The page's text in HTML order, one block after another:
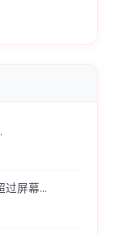
屏幕...